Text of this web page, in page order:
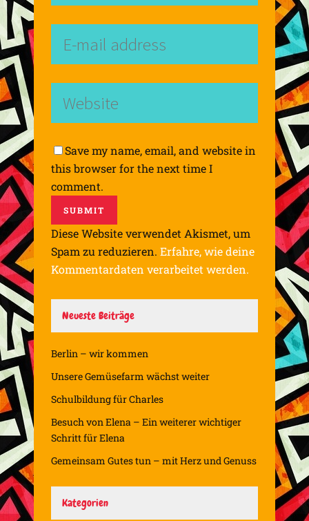
Save my name, email, and website in
this browser for the next time I
comment.
Diese Website verwendet Akismet, um
Spam zu reduzieren. Erfahre, wie deine
Kommentardaten verarbeitet werden.
Neueste Beiträge
Berlin – wir kommen
Unsere Gemüsefarm wächst weiter
Schulbildung für Charles
Besuch von Elena – Ein weiterer wichtiger
Schritt für Elena
Gemeinsam Gutes tun – mit Herz und Genuss
Kategorien